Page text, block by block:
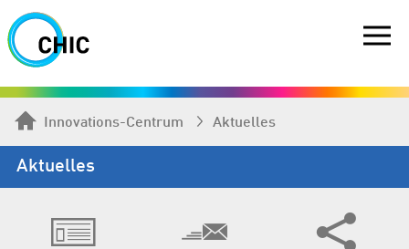
Innovations-Centrum Aktuelles
Aktuelles